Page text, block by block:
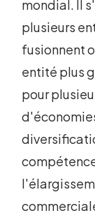
mondial. Il
plusieurs
fusionnent
entité plus
pour